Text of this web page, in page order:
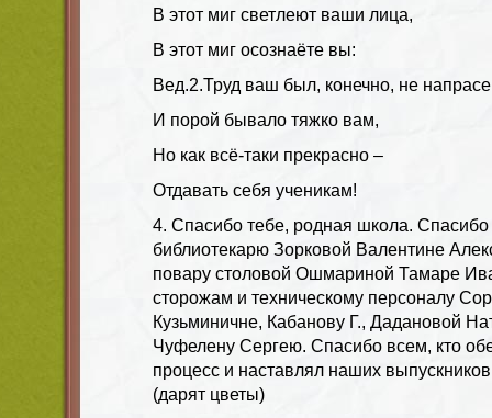
В этот миг светлеют ваши лица,
В этот миг осознаёте вы:
Вед.2.Труд ваш был, конечно, не
И порой бывало тяжко вам,
Но как всё-таки прекрасно –
Отдавать себя ученикам!
4. Спасибо тебе, родная школа.
библиотекарю Зорковой Валентине
повару столовой Ошмариной Тамаре
сторожам и техническому персоналу
Кузьминичне, Кабанову Г., Дадановой
Чуфелену Сергею. Спасибо всем, кто
процесс и наставлял наших
(дарят цветы)